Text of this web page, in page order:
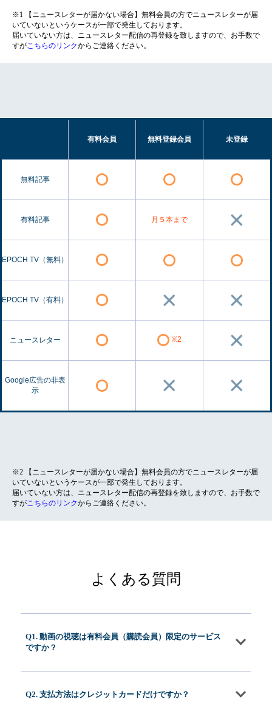
※1 【ニュースレターが届かない場合】無料会員の方でニュースレターが届
いていないというケースが一部で発生しております。
届いていない方は、ニュースレター配信の再登録を致しますので、お手数で
すがこちらのリンクからご連絡ください。
有料会員 無料登録会員 未登録
無料記事
有料記事 月５本まで
EPOCH TV（無料）
EPOCH TV（有料）
ニュースレター ※2
Google広告の非表
示
※2 【ニュースレターが届かない場合】無料会員の方でニュースレターが届
いていないというケースが一部で発生しております。
届いていない方は、ニュースレター配信の再登録を致しますので、お手数で
すがこちらのリンクからご連絡ください。
よくある質問
Q1. 動画の視聴は有料会員（購読会員）限定のサービス
ですか？
Q2. 支払方法はクレジットカードだけですか？